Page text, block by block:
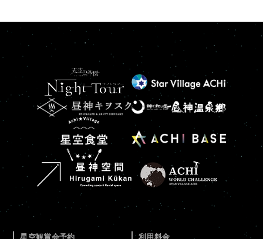
星空観賞会予約 利用料金